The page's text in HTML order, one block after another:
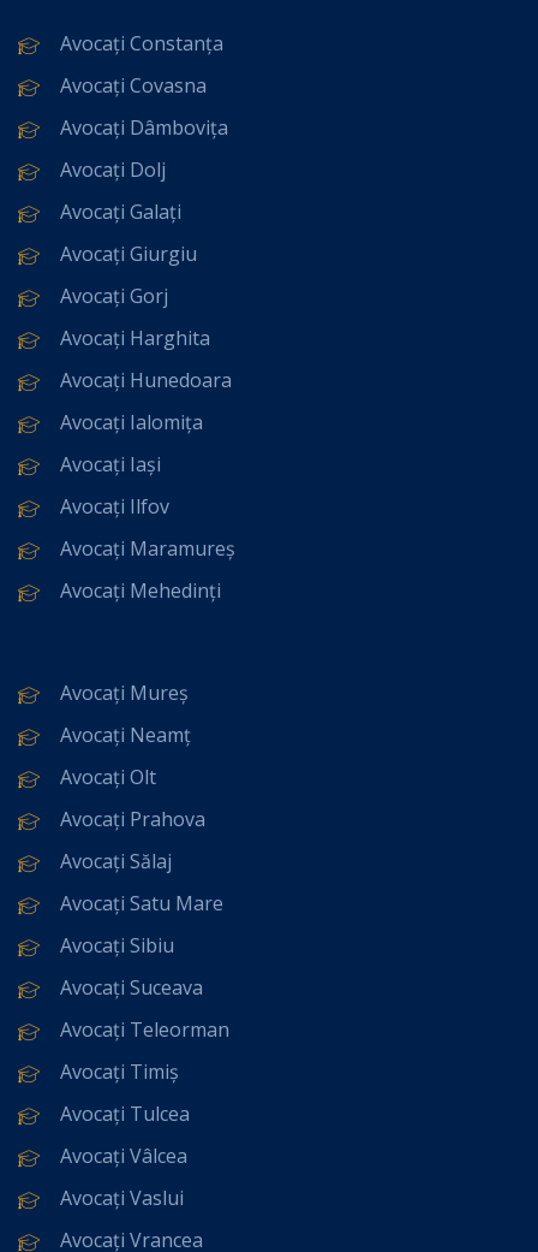
Avocați Constanța
Avocați Covasna
Avocați Dâmbovița
Avocați Dolj
Avocați Galați
Avocați Giurgiu
Avocați Gorj
Avocați Harghita
Avocați Hunedoara
Avocați Ialomița
Avocați Iași
Avocați Ilfov
Avocați Maramureș
Avocați Mehedinți
Avocați Mureș
Avocați Neamț
Avocați Olt
Avocați Prahova
Avocați Sălaj
Avocați Satu Mare
Avocați Sibiu
Avocați Suceava
Avocați Teleorman
Avocați Timiș
Avocați Tulcea
Avocați Vâlcea
Avocați Vaslui
Avocați Vrancea